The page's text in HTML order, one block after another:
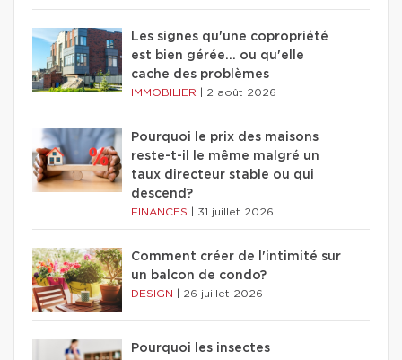
Les signes qu'une copropriété
est bien gérée… ou qu'elle
cache des problèmes
IMMOBILIER 2 août 2026
Pourquoi le prix des maisons
reste-t-il le même malgré un
taux directeur stable ou qui
descend?
FINANCES 31 juillet 2026
Comment créer de l'intimité sur
un balcon de condo?
DESIGN 26 juillet 2026
Pourquoi les insectes